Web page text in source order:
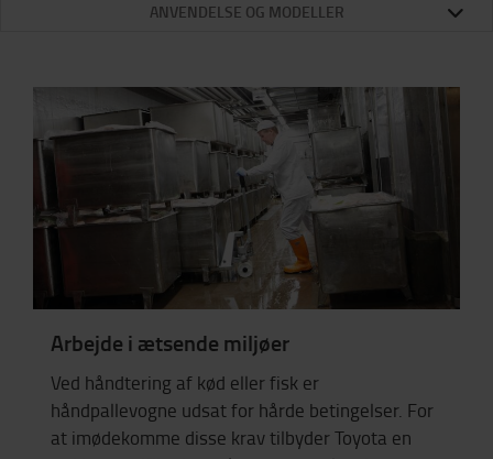
ANVENDELSE OG MODELLER
Arbejde i ætsende miljøer
Ved håndtering af kød eller fisk er
håndpallevogne udsat for hårde betingelser. For
at imødekomme disse krav tilbyder Toyota en